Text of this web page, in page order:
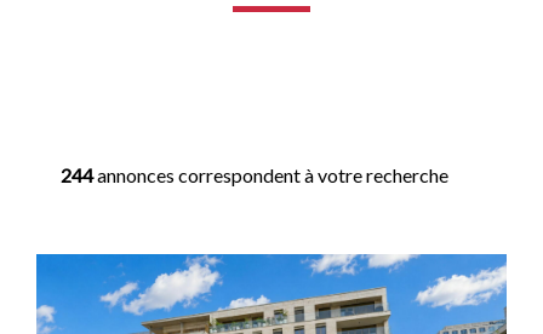
244annonces correspondent à votre recherche